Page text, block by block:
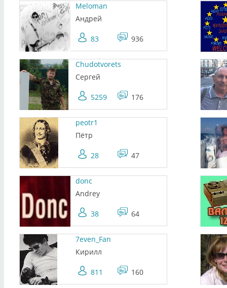
Meloman
Андрей
83 936
Chudotvorets
Сергей
5259 176
peotr1
Пётр
28 47
donc
Andrey
38 64
7even_Fan
Кирилл
811 160